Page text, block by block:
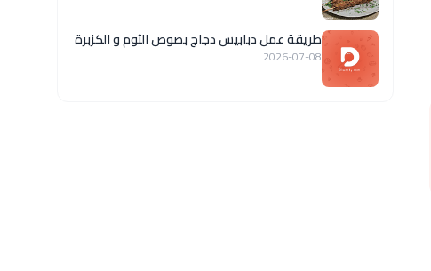
طريقة عمل دبابيس دجاج بصوص الثوم و الكزبرة
2026-07-08